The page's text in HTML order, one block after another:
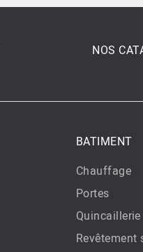
NOS
BATIMENT
Chauffage
Portes
Revêtement